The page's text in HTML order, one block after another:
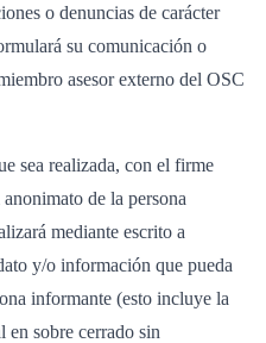
o denuncias de carácter
su comunicación o
asesor externo del OSC
sea realizada, con el firme
de la persona
mediante escrito a
y/o información que pueda
informante (esto incluye la
en sobre cerrado sin